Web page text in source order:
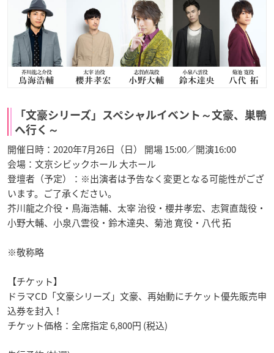
「文豪シリーズ」スペシャルイベント～文豪、巣鴨
へ行く～
開催日時：2020年7月26日（日） 開場 15:00／開演16:00
会場：文京シビックホール 大ホール
登壇者（予定）：※出演者は予告なく変更となる可能性がござ
います。ご了承ください。
芥川龍之介役・鳥海浩輔、太宰 治役・櫻井孝宏、志賀直哉役・
小野大輔、小泉八雲役・鈴木達央、菊池 寛役・八代 拓
※敬称略
【チケット】
ドラマCD「文豪シリーズ」文豪、再始動にチケット優先販売申
込券を封入！
チケット価格：全席指定 6,800円 (税込)